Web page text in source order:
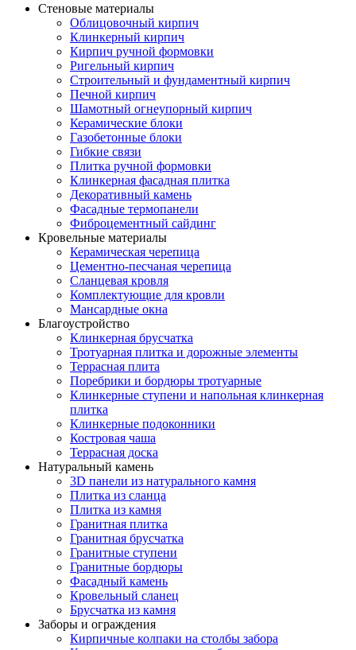
Стеновые материалы
Облицовочный кирпич
Клинкерный кирпич
Кирпич ручной формовки
Ригельный кирпич
Строительный и фундаментный кирпич
Печной кирпич
Шамотный огнеупорный кирпич
Керамические блоки
Газобетонные блоки
Гибкие связи
Плитка ручной формовки
Клинкерная фасадная плитка
Декоративный камень
Фасадные термопанели
Фиброцементный сайдинг
Кровельные материалы
Керамическая черепица
Цементно-песчаная черепица
Сланцевая кровля
Комплектующие для кровли
Мансардные окна
Благоустройство
Клинкерная брусчатка
Тротуарная плитка и дорожные элементы
Террасная плита
Поребрики и бордюры тротуарные
Клинкерные ступени и напольная клинкерная
плитка
Клинкерные подоконники
Костровая чаша
Террасная доска
Натуральный камень
3D панели из натурального камня
Плитка из сланца
Плитка из камня
Гранитная плитка
Гранитная брусчатка
Гранитные ступени
Гранитные бордюры
Фасадный камень
Кровельный сланец
Брусчатка из камня
Заборы и ограждения
Кирпичные колпаки на столбы забора